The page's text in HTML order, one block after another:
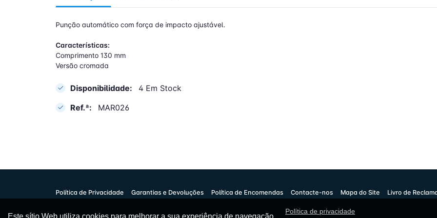
Punção automático com força de impacto ajustável.
Características:
Comprimento 130 mm
Versão cromada
Disponibilidade:
4 Em Stock
Ref.ª:
MAR026
Política de Privacidade Garantias e Devoluções Política de Encomendas Contacte-nos Mapa do Site Livro de
Este sítio Web utiliza cookies para melhorar a sua experiência de navegação
Política de privacidade